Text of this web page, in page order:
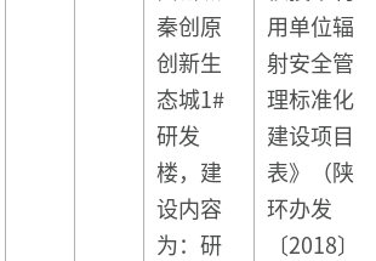
秦创原
创新生
态城1#
研发
楼，建
设内容
为：研
用单位辐
射安全管
理标准化
建设项目
表》（陕
环办发
〔2018〕